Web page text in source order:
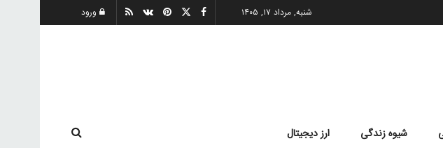
شنبه, مرداد ۱۷, ۱۴۰۵ ورود
شیوه زندگی ارز دیجیتال